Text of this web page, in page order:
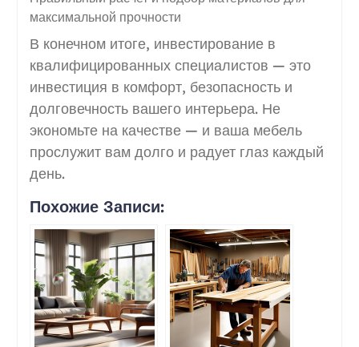
максимальной прочности
В конечном итоге, инвестирование в
квалифицированных специалистов — это
инвестиция в комфорт, безопасность и
долговечность вашего интерьера. Не
экономьте на качестве — и ваша мебель
прослужит вам долго и радует глаз каждый
день.
Похожие Записи: